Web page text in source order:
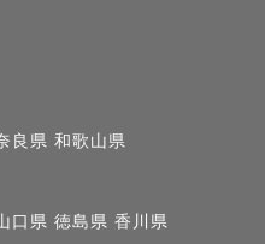
空気感まで、
ります。
良県 和歌山県
口県 徳島県 香川県